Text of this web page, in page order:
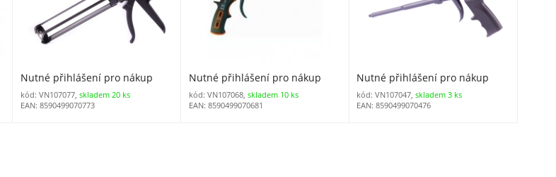
Nutné přihlášení pro nákup
kód: VN107077, skladem 20 ks
EAN: 8590499070773
Nutné přihlášení pro nákup
kód: VN107068, skladem 10 ks
EAN: 8590499070681
Nutné přihlášení pro nákup
kód: VN107047,skladem 3 ks
EAN: 8590499070476